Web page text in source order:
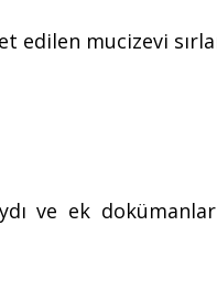
edilen mucizevi
ve ek dokümanlar